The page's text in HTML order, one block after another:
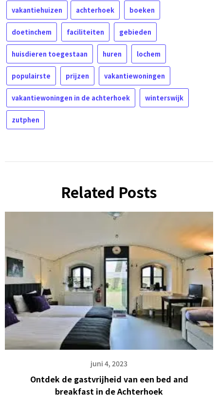
vakantiehuizen achterhoek boeken
doetinchem faciliteiten gebieden
huisdieren toegestaan huren lochem
populairste prijzen vakantiewoningen
vakantiewoningen in de achterhoek winterswijk
zutphen
Related Posts
juni 4, 2023
Ontdek de gastvrijheid van een bed and
breakfast in de Achterhoek